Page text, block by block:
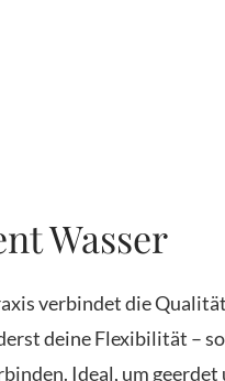
Wasser
verbindet die
deine Flexibilität –
Ideal, um